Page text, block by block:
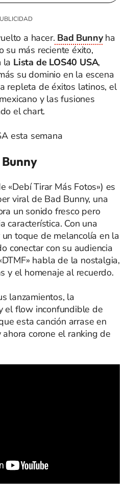
a hacer. Bad Bunnyha
su más reciente éxito,
la Lista de LOS40 USA,
su dominio en la escena
repleta de éxitos latinos, el
y las fusiones
el chart.
esta semana
Bunny
«Debí Tirar Más Fotos») es
viral de Bad Bunny, una
un sonido fresco pero
característica. Con una
toque de melancolía en la
conectar con su audiencia
habla de la nostalgia,
y el homenaje al recuerdo.
lanzamientos, la
el flow inconfundible de
esta canción arrase en
corone el ranking de